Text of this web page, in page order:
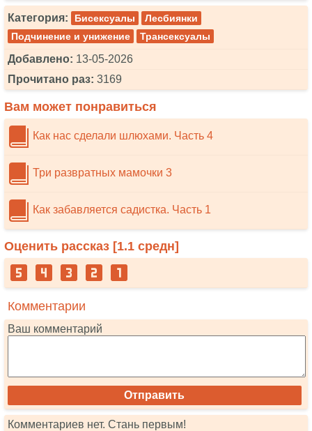
Категория: Бисексуалы
Лесбиянки
Подчинение и унижение
Трансексуалы
Добавлено: 13-05-2026
Прочитано раз: 3169
Вам может понравиться
Как нас сделали шлюхами. Часть 4
Три развратных мамочки 3
Как забавляется садистка. Часть 1
Оценить рассказ [1.1 средн]
Комментарии
Ваш комментарий
Комментариев нет. Стань первым!